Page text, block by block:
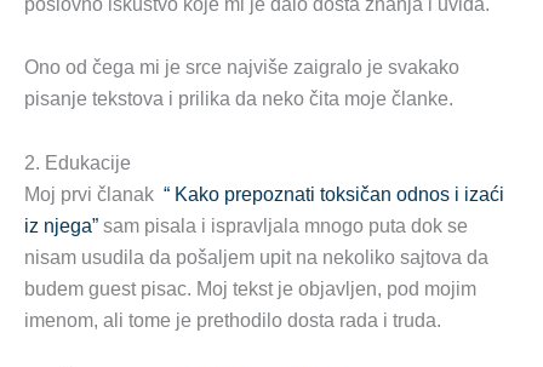
Ono od čega mi je srce najviše zaigralo je svakako
pisanje tekstova i prilika da neko čita moje članke.
2. Edukacije
Moj prvi članak “ Kako prepoznati toksičan odnos i izaći
iz njega” sam pisala i ispravljala mnogo puta dok se
nisam usudila da pošaljem upit na nekoliko sajtova da
budem guest pisac. Moj tekst je objavljen, pod mojim
imenom, ali tome je prethodilo dosta rada i truda.